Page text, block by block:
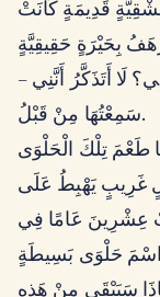
قَدِيمَةٍ كَانَتْ
– مَاذَا تَعْنِي بِهَذِهِ الْكَلِمَةِ بِالضَّبْطِ، يَا أَبِي؟ لَا أَتَذَكَّرُ أَنَّنِي
سَمِعْتُهَا مِنْ قَبْلُ.
طَعْمَ تِلْكَ الْحَلْوَى
غَرِيبٍ يَهْبِطُ عَلَى
عِشْرِينَ عَامًا فِي
حَلْوَى بَسِيطَةٍ
سَيَبْقَى مِنْ هَذِهِ